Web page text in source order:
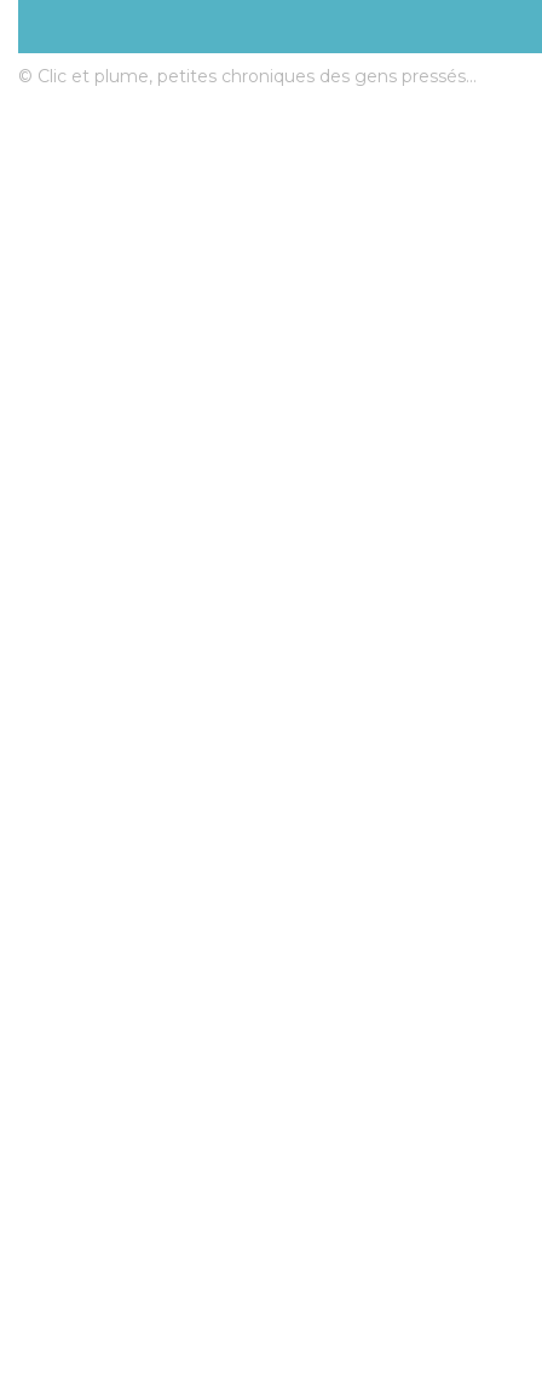
© Clic et plume, petites chroniques des gens pressés...